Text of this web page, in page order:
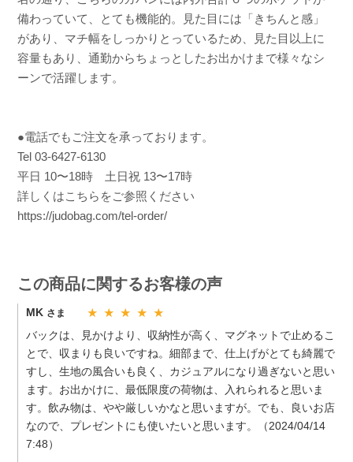
備わっていて、とても機能的。見た目には「きちんと感」
があり、マチ幅をしっかりとっているため、見た目以上に
容量もあり、通勤からちょっとしたお出かけまで様々なシ
ーンで活躍します。
●電話でもご注文を承っております。
Tel 03-6427-6130
平日 10〜18時 土日祝 13〜17時
詳しくはこちらをご参照ください
https://judobag.com/tel-order/
この商品に関するお客様の声
MK さま ★ ★ ★ ★ ★
バックは、見かけより、収納性が高く、マグネットで止めるこ
とで、収まりも良いですね。細部まで、仕上げがとても綺麗で
すし、生地の風合いも良く、カジュアルになり過ぎないと思い
ます。お出かけに、最低限度の荷物は、入れられると思いま
す。飲み物は、やや厳しいかなと思いますが。でも、良いお店
なので、プレゼントにも使いたいと思います。（2024/04/14
7:48）